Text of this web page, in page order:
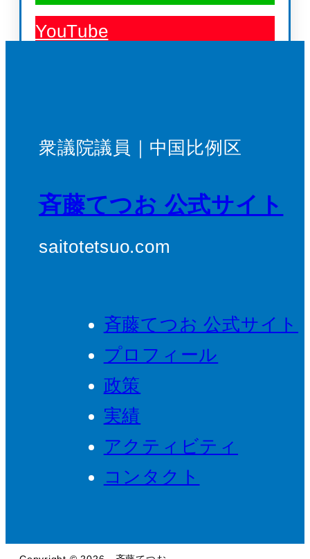
YouTube
衆議院議員｜中国比例区
斉藤てつお 公式サイト
saitotetsuo.com
斉藤てつお 公式サイト
プロフィール
政策
実績
アクティビティ
コンタクト